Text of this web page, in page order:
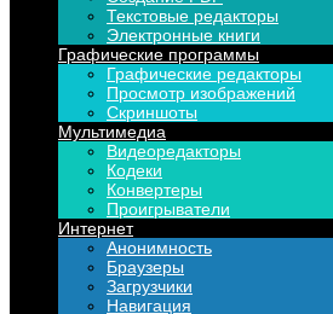
Текстовые редакторы
Электронные книги
Графические программы
Графические редакторы
Просмотр изображений
Скриншоты
Мультимедиа
Видеоредакторы
Кодеки
Конвертеры
Проигрыватели
Интернет
Анонимность
Браузеры
Загрузчики
Навигация